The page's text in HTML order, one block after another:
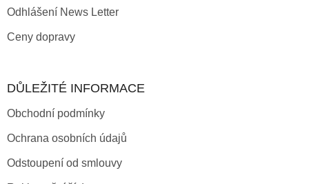
Odhlášení News Letter
Ceny dopravy
DŮLEŽITÉ INFORMACE
Obchodní podmínky
Ochrana osobních údajů
Odstoupení od smlouvy